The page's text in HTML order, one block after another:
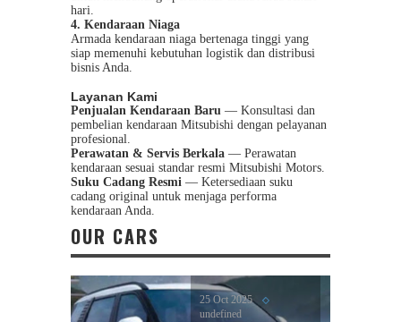
hari.
4. Kendaraan Niaga
Armada kendaraan niaga bertenaga tinggi yang
siap memenuhi kebutuhan logistik dan distribusi
bisnis Anda.
Layanan Kami
Penjualan Kendaraan Baru — Konsultasi dan
pembelian kendaraan Mitsubishi dengan pelayanan
profesional.
Perawatan & Servis Berkala — Perawatan
kendaraan sesuai standar resmi Mitsubishi Motors.
Suku Cadang Resmi — Ketersediaan suku
cadang original untuk menjaga performa
kendaraan Anda.
OUR CARS
undefined
Xpander
25 Oct 2025
undefined